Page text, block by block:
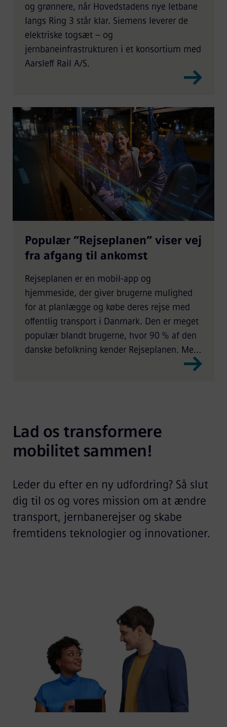
og grønnere, når Hovedstadens nye letbane
langs Ring 3 står klar. Siemens leverer de
elektriske togsæt – og
jernbaneinfrastrukturen i et konsortium med
Aarsleff Rail A/S.
Populær ”Rejseplanen” viser vej
fra afgang til ankomst
Rejseplanen er en mobil-app og
hjemmeside, der giver brugerne mulighed
for at planlægge og købe deres rejse med
offentlig transport i Danmark. Den er meget
populær blandt brugerne, hvor 90 % af den
danske befolkning kender Rejseplanen. Med
omkring 1,4 mio. daglige opslag i 2021 er
Lad os transformere
mobilitet sammen!
Leder du efter en ny udfordring? Så slut
dig til os og vores mission om at ændre
transport, jernbanerejser og skabe
fremtidens teknologier og innovationer.